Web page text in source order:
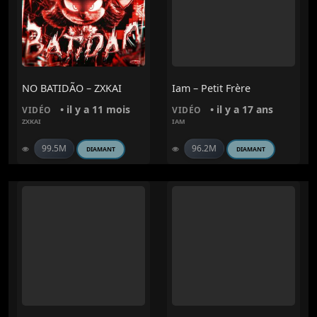
NO BATIDÃO – ZXKAI
VIDÉO • il y a 11 mois
ZXKAI
99.5M DIAMANT
Iam – Petit Frère
VIDÉO • il y a 17 ans
IAM
96.2M DIAMANT